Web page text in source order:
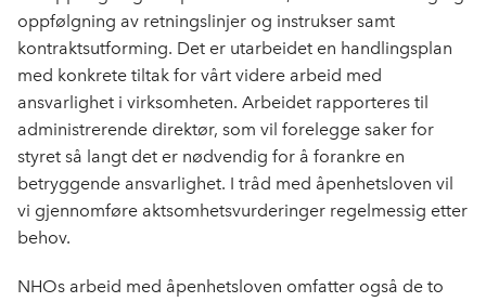
oppfølgning av retningslinjer og instrukser samt
kontraktsutforming. Det er utarbeidet en handlingsplan
med konkrete tiltak for vårt videre arbeid med
ansvarlighet i virksomheten. Arbeidet rapporteres til
administrerende direktør, som vil forelegge saker for
styret så langt det er nødvendig for å forankre en
betryggende ansvarlighet. I tråd med åpenhetsloven vil
vi gjennomføre aktsomhetsvurderinger regelmessig etter
behov.
NHOs arbeid med åpenhetsloven omfatter også de to